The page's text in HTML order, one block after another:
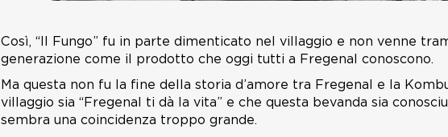
Così, “Il Fungo” fu in parte dimenticato nel villaggio e non venne
generazione come il prodotto che oggi tutti a Fregenal conoscono.
Ma questa non fu la fine della storia d’amore tra Fregenal e la
villaggio sia “Fregenal ti dà la vita” e che questa bevanda sia
sembra una coincidenza troppo grande.